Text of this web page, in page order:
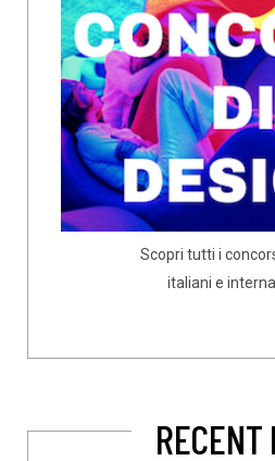
Scopri tutti i
italiani e
RECENT